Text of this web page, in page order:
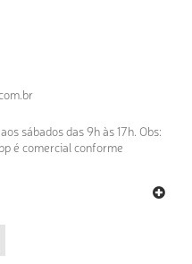
sábados das 9h às 17h. Obs:
é comercial conforme